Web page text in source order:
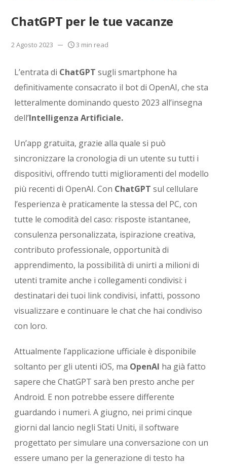
ChatGPT per le tue vacanze
2 Agosto 2023 3 min read
L’entrata di ChatGPT sugli smartphone ha
definitivamente consacrato il bot di OpenAI, che sta
letteralmente dominando questo 2023 all’insegna
dell’Intelligenza Artificiale.
Un’app gratuita, grazie alla quale si può
sincronizzare la cronologia di un utente su tutti i
dispositivi, offrendo tutti miglioramenti del modello
più recenti di OpenAI. Con ChatGPT sul cellulare
l’esperienza è praticamente la stessa del PC, con
tutte le comodità del caso: risposte istantanee,
consulenza personalizzata, ispirazione creativa,
contributo professionale, opportunità di
apprendimento, la possibilità di unirti a milioni di
utenti tramite anche i collegamenti condivisi: i
destinatari dei tuoi link condivisi, infatti, possono
visualizzare e continuare le chat che hai condiviso
con loro.
Attualmente l’applicazione ufficiale è disponibile
soltanto per gli utenti iOS, ma OpenAI ha già fatto
sapere che ChatGPT sarà ben presto anche per
Android. E non potrebbe essere differente
guardando i numeri. A giugno, nei primi cinque
giorni dal lancio negli Stati Uniti, il software
progettato per simulare una conversazione con un
essere umano per la generazione di testo ha